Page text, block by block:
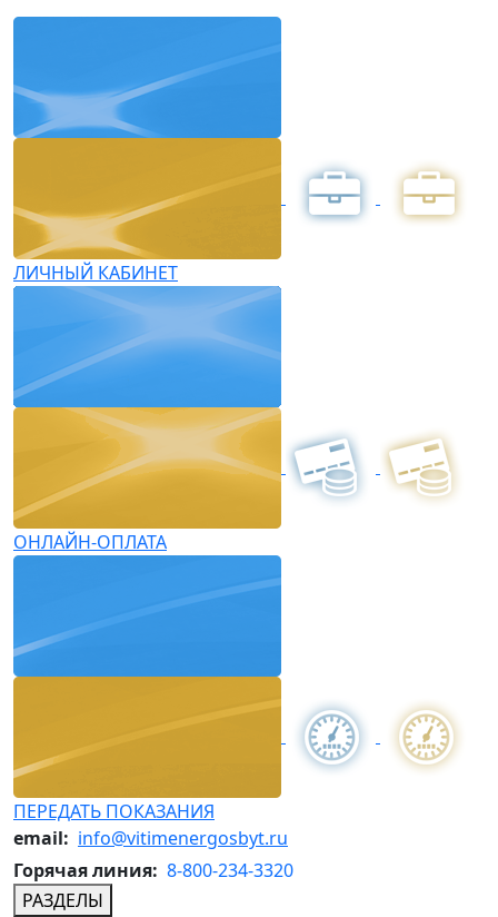
ЛИЧНЫЙ КАБИНЕТ
ОНЛАЙН-ОПЛАТА
ПЕРЕДАТЬ ПОКАЗАНИЯ
email: info@vitimenergosbyt.ru
Горячая линия: 8-800-234-3320
РАЗДЕЛЫ